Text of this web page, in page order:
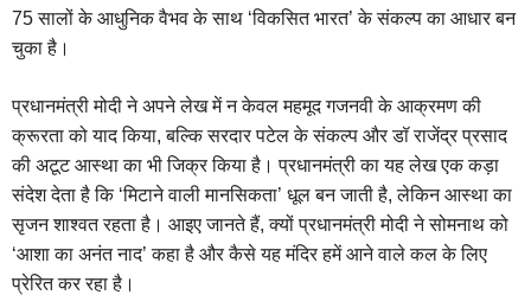
75 सालों के आधुनिक वैभव के साथ ‘विकसित भारत’ के संकल्प का आधार बन
चुका है।
प्रधानमंत्री मोदी ने अपने लेख में न केवल महमूद गजनवी के आक्रमण की
क्रूरता को याद किया, बल्कि सरदार पटेल के संकल्प और डॉ राजेंद्र प्रसाद
की अटूट आस्था का भी जिक्र किया है। प्रधानमंत्री का यह लेख एक कड़ा
संदेश देता है कि ‘मिटाने वाली मानसिकता’ धूल बन जाती है, लेकिन आस्था का
सृजन शाश्वत रहता है। आइए जानते हैं, क्यों प्रधानमंत्री मोदी ने सोमनाथ को
‘आशा का अनंत नाद’ कहा है और कैसे यह मंदिर हमें आने वाले कल के लिए
प्रेरित कर रहा है।